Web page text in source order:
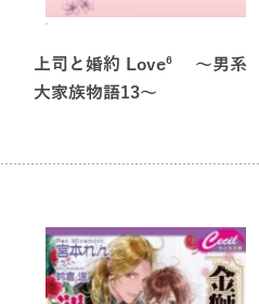
上司と婚約 Love⁶ ～男系
大家族物語13～